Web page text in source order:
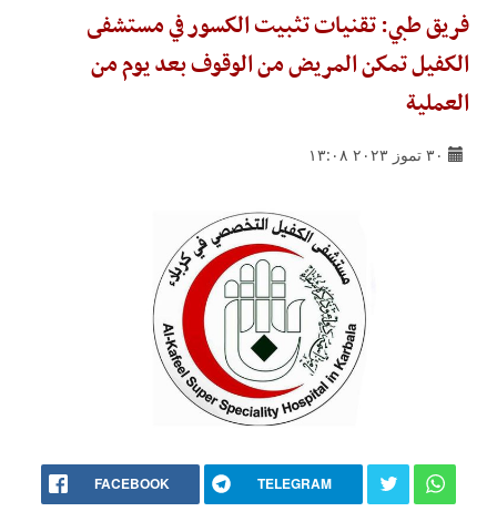
فريق طبي: تقنيات تثبيت الكسور في مستشفى
الكفيل تمكن المريض من الوقوف بعد يوم من
العملية
٣٠ تموز ٢٠٢٣ ١٣:٠٨
FACEBOOK TELEGRAM